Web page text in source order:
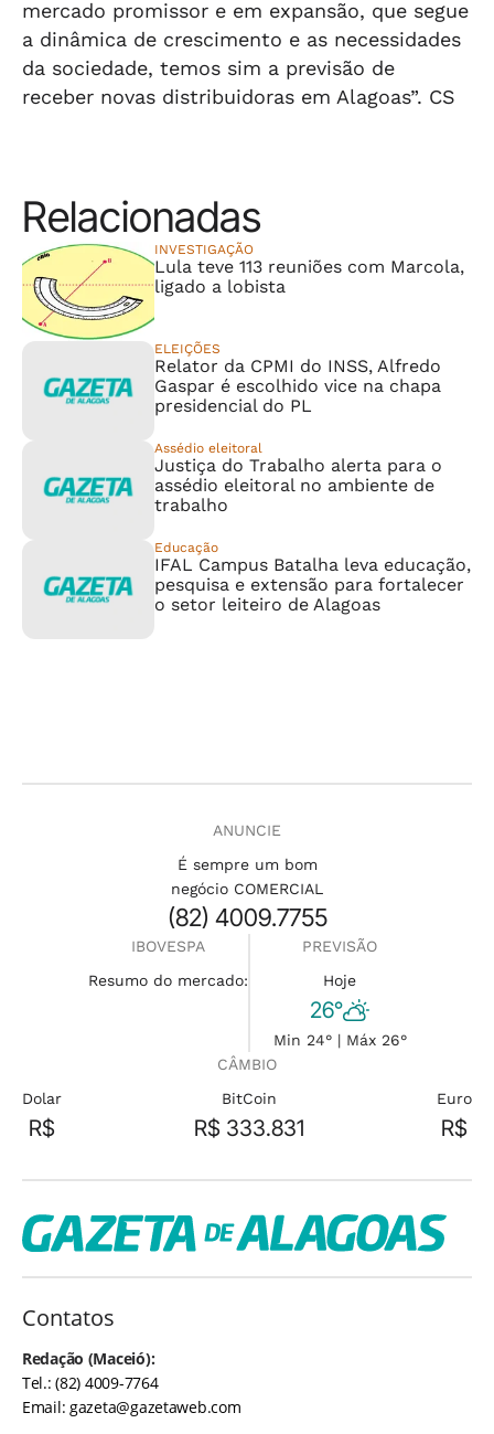
mercado promissor e em expansão, que segue
a dinâmica de crescimento e as necessidades
da sociedade, temos sim a previsão de
receber novas distribuidoras em Alagoas”. CS
Relacionadas
INVESTIGAÇÃO
Lula teve 113 reuniões com Marcola,
ligado a lobista
ELEIÇÕES
Relator da CPMI do INSS, Alfredo
Gaspar é escolhido vice na chapa
presidencial do PL
Assédio eleitoral
Justiça do Trabalho alerta para o
assédio eleitoral no ambiente de
trabalho
Educação
IFAL Campus Batalha leva educação,
pesquisa e extensão para fortalecer
o setor leiteiro de Alagoas
ANUNCIE
É sempre um bom
negócio COMERCIAL
(82) 4009.7755
IBOVESPA
Resumo do mercado:
PREVISÃO
Hoje
26°
Min 24° | Máx 26°
CÂMBIO
Dolar
R$
BitCoin
R$ 333.831
Euro
R$
Contatos
Redação (Maceió):
Tel.: (82) 4009-7764
Email:gazeta@gazetaweb.com